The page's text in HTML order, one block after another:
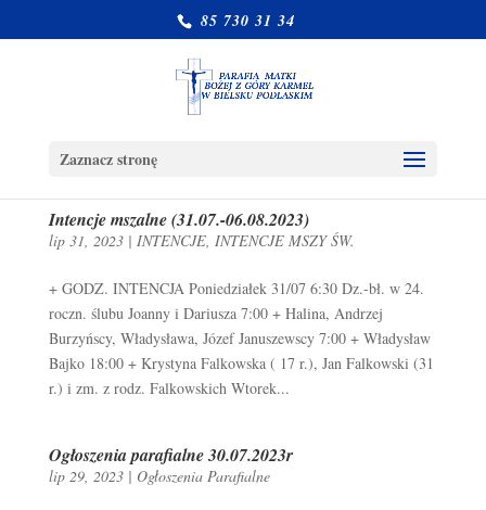
85 730 31 34
Zaznacz stronę
Intencje mszalne (31.07.-06.08.2023)
lip 31, 2023| INTENCJE, INTENCJE MSZY ŚW.
+ GODZ. INTENCJA Poniedziałek 31/07 6:30 Dz.-bł. w 24.
roczn. ślubu Joanny i Dariusza 7:00 + Halina, Andrzej
Burzyńscy, Władysława, Józef Januszewscy 7:00 + Władysław
Bajko 18:00 + Krystyna Falkowska ( 17 r.), Jan Falkowski (31
r.) i zm. z rodz. Falkowskich Wtorek...
Ogłoszenia parafialne 30.07.2023r
lip 29, 2023| Ogłoszenia Parafialne